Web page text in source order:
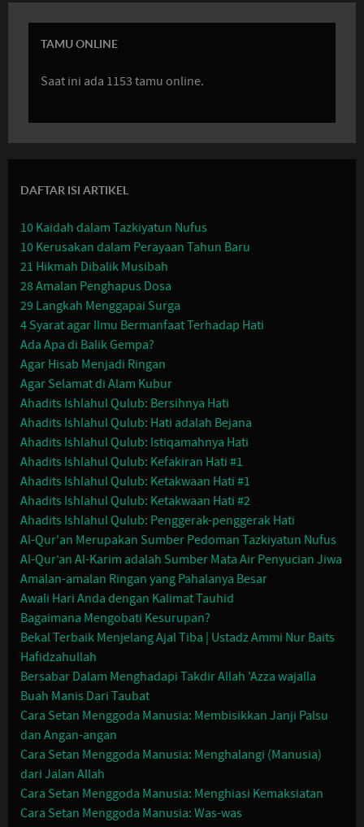
TAMU ONLINE
Saat ini ada 1153 tamu online.
DAFTAR ISI ARTIKEL
10 Kaidah dalam Tazkiyatun Nufus
10 Kerusakan dalam Perayaan Tahun Baru
21 Hikmah Dibalik Musibah
28 Amalan Penghapus Dosa
29 Langkah Menggapai Surga
4 Syarat agar Ilmu Bermanfaat Terhadap Hati
Ada Apa di Balik Gempa?
Agar Hisab Menjadi Ringan
Agar Selamat di Alam Kubur
Ahadits Ishlahul Qulub: Bersihnya Hati
Ahadits Ishlahul Qulub: Hati adalah Bejana
Ahadits Ishlahul Qulub: Istiqamahnya Hati
Ahadits Ishlahul Qulub: Kefakiran Hati #1
Ahadits Ishlahul Qulub: Ketakwaan Hati #1
Ahadits Ishlahul Qulub: Ketakwaan Hati #2
Ahadits Ishlahul Qulub: Penggerak-penggerak Hati
Al-Qur'an Merupakan Sumber Pedoman Tazkiyatun Nufus
Al-Qur’an Al-Karim adalah Sumber Mata Air Penyucian Jiwa
Amalan-amalan Ringan yang Pahalanya Besar
Awali Hari Anda dengan Kalimat Tauhid
Bagaimana Mengobati Kesurupan?
Bekal Terbaik Menjelang Ajal Tiba | Ustadz Ammi Nur Baits
Hafidzahullah
Bersabar Dalam Menghadapi Takdir Allah 'Azza wajalla
Buah Manis Dari Taubat
Cara Setan Menggoda Manusia: Membisikkan Janji Palsu
dan Angan-angan
Cara Setan Menggoda Manusia: Menghalangi (Manusia)
dari Jalan Allah
Cara Setan Menggoda Manusia: Menghiasi Kemaksiatan
Cara Setan Menggoda Manusia: Was-was